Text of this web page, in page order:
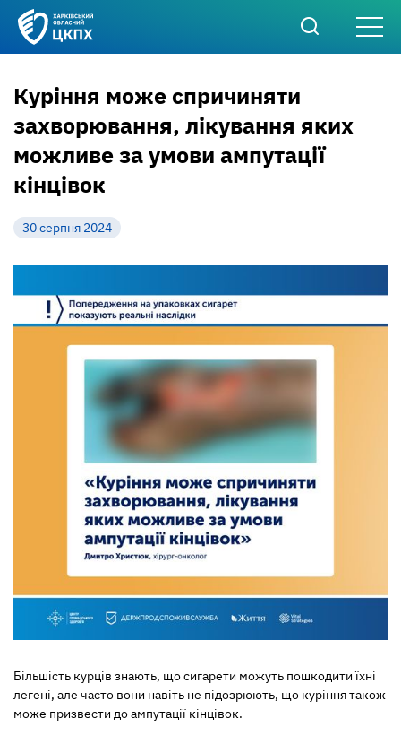
Куріння може спричиняти
захворювання, лікування яких
можливе за умови ампутації
кінцівок
30 серпня 2024
Більшість курців знають, що сигарети можуть пошкодити їхні
легені, але часто вони навіть не підозрюють, що куріння також
може призвести до ампутації кінцівок.